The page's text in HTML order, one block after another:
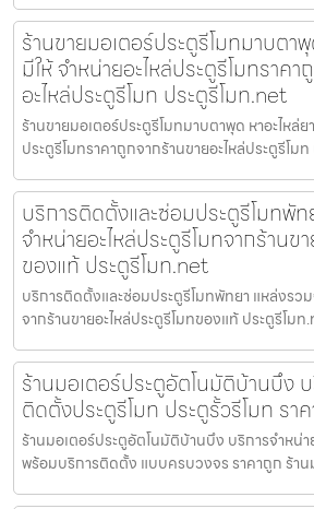
ร้านขายมอเตอร์ประตูรีโมทมาบตาพุ
มีให้ จำหน่ายอะไหล่ประตูรีโมทราค
อะไหล่ประตูรีโมท ประตูรีโมท.net
ร้านขายมอเตอร์ประตูรีโมทมาบตาพุด หาอะไหล่ย
ประตูรีโมทราคาถูกจากร้านขายอะไหล่ประตูรีโม
บริการติดตั้งและซ่อมประตูรีโมทพัท
จำหน่ายอะไหล่ประตูรีโมทจากร้านข
ของแท้ ประตูรีโมท.net
บริการติดตั้งและซ่อมประตูรีโมทพัทยา แหล่งรวม
จากร้านขายอะไหล่ประตูรีโมทของแท้ ประตูรีโม
ร้านมอเตอร์ประตูอัตโนมัติบ้านบึง
ติดตั้งประตูรีโมท ประตูรั้วรีโมท รา
ร้านมอเตอร์ประตูอัตโนมัติบ้านบึง บริการจำหน่า
พร้อมบริการติดตั้ง แบบครบวงจร ราคาถูก ร้าน